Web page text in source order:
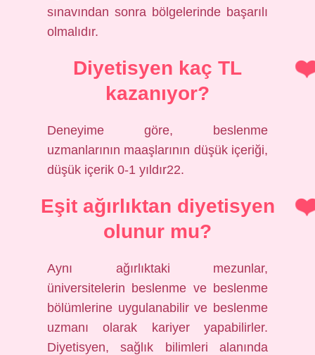
sınavından sonra bölgelerinde başarılı
olmalıdır.
Diyetisyen kaç TL
kazanıyor?
Deneyime göre, beslenme
uzmanlarının maaşlarının düşük içeriği,
düşük içerik 0-1 yıldır22.
Eşit ağırlıktan diyetisyen
olunur mu?
Aynı ağırlıktaki mezunlar,
üniversitelerin beslenme ve beslenme
bölümlerine uygulanabilir ve beslenme
uzmanı olarak kariyer yapabilirler.
Diyetisyen, sağlık bilimleri alanında